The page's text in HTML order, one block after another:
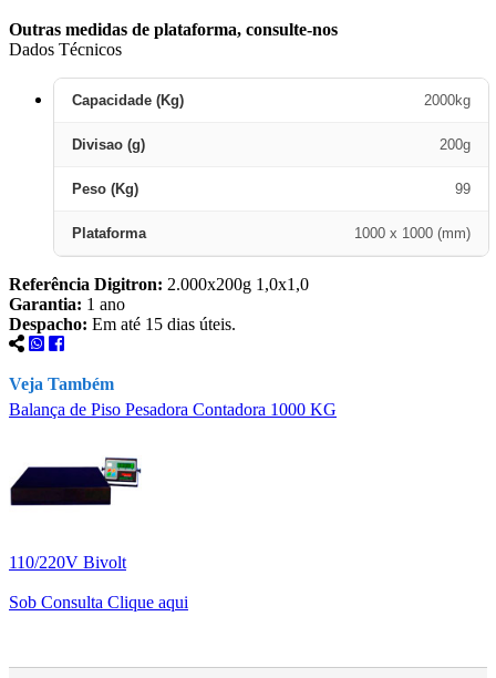
Outras medidas de plataforma, consulte-nos
Dados Técnicos
Capacidade (Kg) 2000kg
Divisao (g) 200g
Peso (Kg) 99
Plataforma 1000 x 1000 (mm)
Referência Digitron: 2.000x200g 1,0x1,0
Garantia: 1 ano
Despacho: Em até 15 dias úteis.
Veja Também
Balança de Piso Pesadora Contadora 1000 KG
110/220V Bivolt
Sob Consulta Clique aqui